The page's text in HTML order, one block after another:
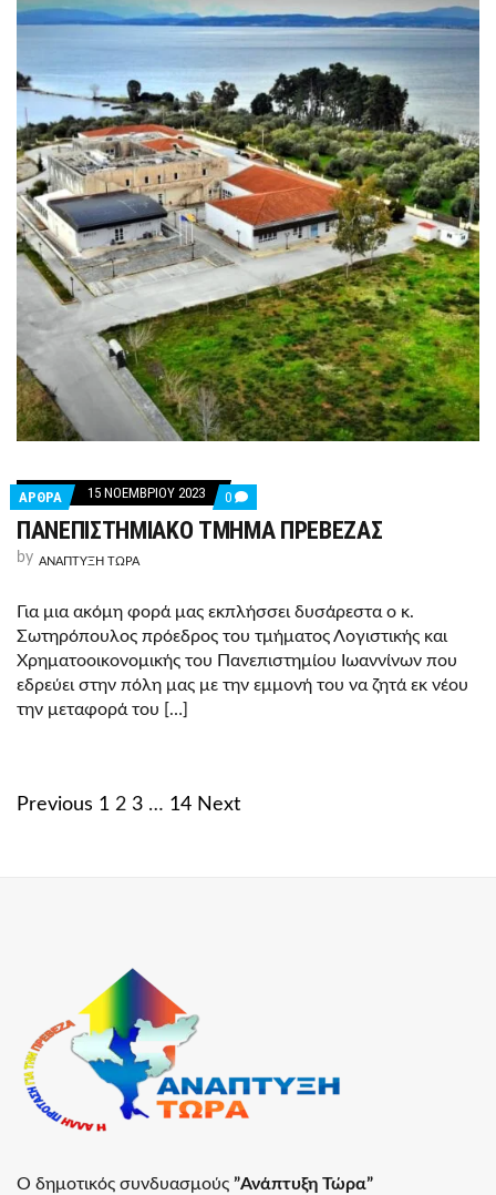
ΑΡΘΡΑ 15 ΝΟΕΜΒΡΊΟΥ 2023 0 COMMENTS
ON
ΠΑΝΕΠΙΣΤΗΜΙΑΚΟ
ΠΑΝΕΠΙΣΤΗΜΙΑΚΟ ΤΜΗΜΑ ΠΡΕΒΕΖΑΣ
by ΑΝΑΠΤΥΞΗ ΤΩΡΑ
Για μια ακόμη φορά μας εκπλήσσει δυσάρεστα ο κ.
Σωτηρόπουλος πρόεδρος του τμήματος Λογιστικής και
Χρηματοοικονομικής του Πανεπιστημίου Ιωαννίνων που
εδρεύει στην πόλη μας με την εμμονή του να ζητά εκ νέου
την μεταφορά του […]
Posts
Previous 1 2 3 … 14 Next
Ο δημοτικός συνδυασμούς ”Ανάπτυξη Τώρα”